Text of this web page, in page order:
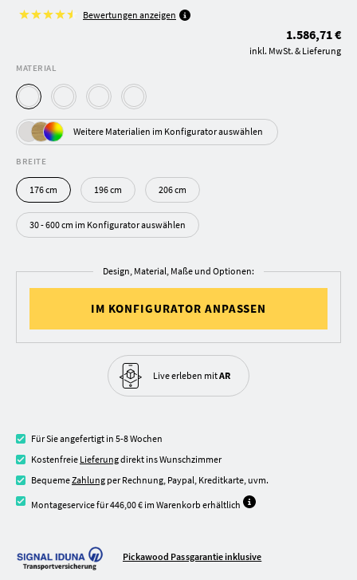
Bewertungen anzeigen
1.586,71 €
inkl. MwSt. & Lieferung
MATERIAL
Weitere Materialien im Konfigurator auswählen
BREITE
176 cm 196 cm 206 cm
30 - 600 cm im Konfigurator auswählen
Design, Material, Maße und Optionen:
IM KONFIGURATOR ANPASSEN
Live erleben mitAR
Für Sie angefertigt in 5-8 Wochen
Kostenfreie Lieferungdirekt ins Wunschzimmer
BequemeZahlung per Rechnung, Paypal, Kreditkarte, uvm.
Montageservice für 446,00 € im Warenkorb erhältlich
Pickawood Passgarantie inklusive